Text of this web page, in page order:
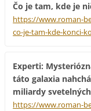
Čo je tam, kde je
https://www.roman-
co-je-tam-kde-konci-
Experti:
táto galaxia
miliardy
https://www.roman-